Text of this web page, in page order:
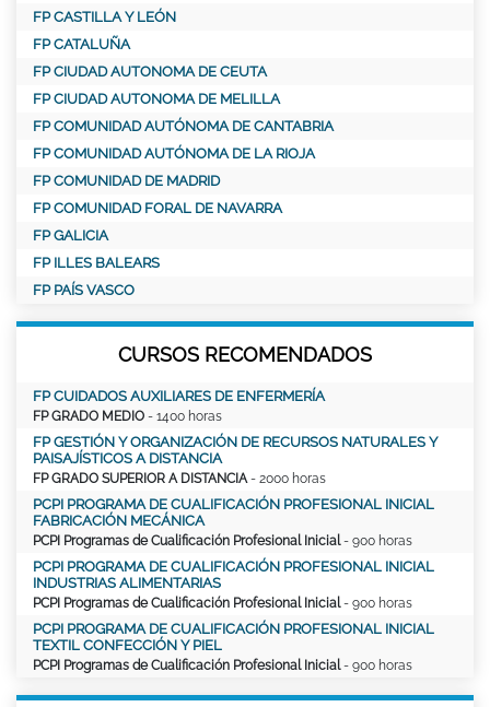
FP CASTILLA Y LEÓN
FP CATALUÑA
FP CIUDAD AUTONOMA DE CEUTA
FP CIUDAD AUTONOMA DE MELILLA
FP COMUNIDAD AUTÓNOMA DE CANTABRIA
FP COMUNIDAD AUTÓNOMA DE LA RIOJA
FP COMUNIDAD DE MADRID
FP COMUNIDAD FORAL DE NAVARRA
FP GALICIA
FP ILLES BALEARS
FP PAÍS VASCO
CURSOS RECOMENDADOS
FP CUIDADOS AUXILIARES DE ENFERMERÍA
FP GRADO MEDIO - 1400 horas
FP GESTIÓN Y ORGANIZACIÓN DE RECURSOS NATURALES Y
PAISAJÍSTICOS A DISTANCIA
FP GRADO SUPERIOR A DISTANCIA - 2000 horas
PCPI PROGRAMA DE CUALIFICACIÓN PROFESIONAL INICIAL
FABRICACIÓN MECÁNICA
PCPI Programas de Cualificación Profesional Inicial- 900 horas
PCPI PROGRAMA DE CUALIFICACIÓN PROFESIONAL INICIAL
INDUSTRIAS ALIMENTARIAS
PCPI Programas de Cualificación Profesional Inicial- 900 horas
PCPI PROGRAMA DE CUALIFICACIÓN PROFESIONAL INICIAL
TEXTIL CONFECCIÓN Y PIEL
PCPI Programas de Cualificación Profesional Inicial- 900 horas